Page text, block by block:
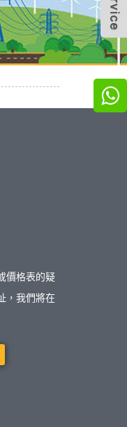
價格表的疑
，我們將在
